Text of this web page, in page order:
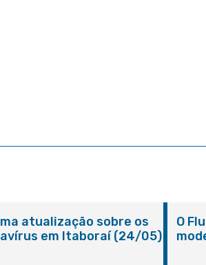
atualização sobre os
em Itaboraí (24/05)
O